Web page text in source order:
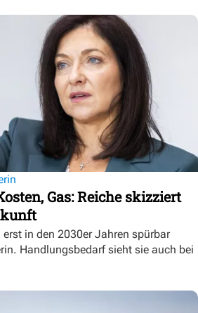
Gas: Reiche skizziert
in den 2030er Jahren spürbar
Handlungsbedarf sieht sie auch bei